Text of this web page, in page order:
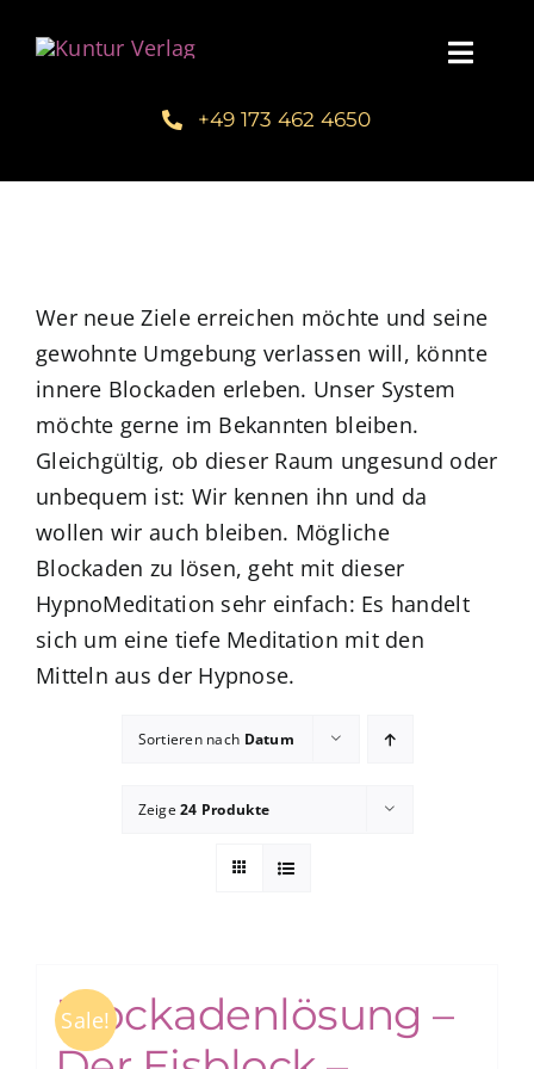
Inhalt
Verlegerin Deborah Bichlmeier
zum Buchhandel
+49 173 462 4650
Wer neue Ziele erreichen möchte und seine
gewohnte Umgebung verlassen will, könnte
innere Blockaden erleben. Unser System
möchte gerne im Bekannten bleiben.
Gleichgültig, ob dieser Raum ungesund oder
unbequem ist: Wir kennen ihn und da
wollen wir auch bleiben. Mögliche
Blockaden zu lösen, geht mit dieser
HypnoMeditation sehr einfach: Es handelt
sich um eine tiefe Meditation mit den
Mitteln aus der Hypnose.
Sortieren nach Datum
Zeige24 Produkte
Sale!
Blockadenlösung –